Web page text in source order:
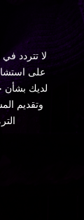
لا تتردد
على
لديك بشأن
وتقديم